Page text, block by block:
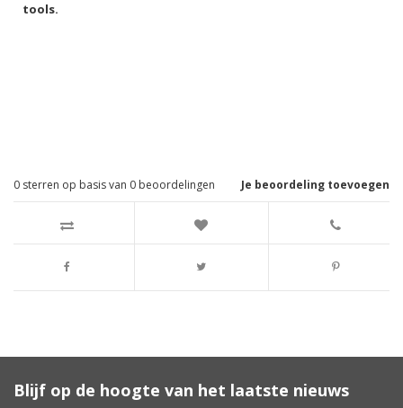
tools.
Je beoordeling toevoegen
0 sterren op basis van 0 beoordelingen
Blijf op de hoogte van het laatste nieuws